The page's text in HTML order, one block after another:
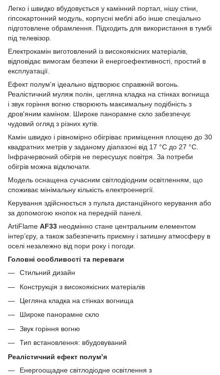
Легко і швидко вбудовується у камінний портал, нішу стіни,
гіпсокартонний модуль, корпусні меблі або інше спеціально
підготовлене обрамлення. Підходить для використання в тумбі
під телевізор.
Електрокамін виготовлений із високоякісних матеріалів,
відповідає вимогам безпеки й енергоефективності, простий в
експлуатації.
Ефект полум'я ідеально відтворює справжній вогонь.
Реалістичний муляж полін, цегляна кладка на стінках вогнища
і звук горіння вогню створюють максимальну подібність з
дров'яним каміном. Широке панорамне скло забезпечує
чудовий огляд з різних кутів.
Камін швидко і рівномірно обігріває приміщення площею до 30
квадратних метрів у заданому діапазоні від 17 °C до 27 °C.
Інфрачервоний обігрів не пересушує повітря. За потреби
обігрів можна відключати.
Модель оснащена сучасним світлодіодним освітленням, що
споживає мінімальну кількість електроенергії.
Керування здійснюється з пульта дистанційного керування або
за допомогою кнопок на передній панелі.
ArtiFlame AF33 неодмінно стане центральним елементом
інтер’єру, а також забезпечить приємну і затишну атмосферу в
оселі незалежно від пори року і погоди.
Головні особливості та переваги
Стильний дизайн
Конструкція з високоякісних матеріалів
Цегляна кладка на стінках вогнища
Широке панорамне скло
Звук горіння вогню
Тип встановлення: вбудовуваний
Реалістичний ефект полум’я
Енергоощадне світлодіодне освітлення з